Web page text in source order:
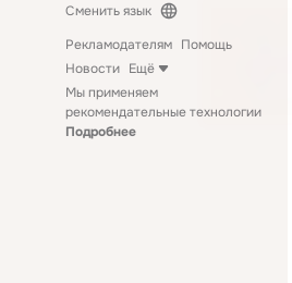
Сменить язык
Рекламодателям Помощь
Новости Ещё
Мы применяем
рекомендательные технологии
Подробнее